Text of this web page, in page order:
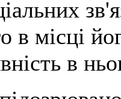
в місці
в